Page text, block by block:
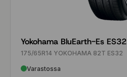
Yokohama BluEarth-Es ES32
175/65R14 YOKOHAMA 82T ES32
Varastossa